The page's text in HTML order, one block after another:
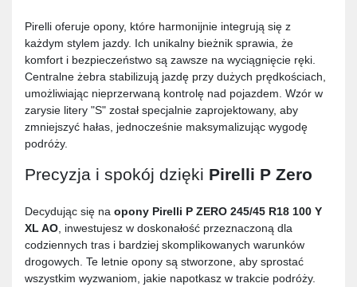
Pirelli oferuje opony, które harmonijnie integrują się z
każdym stylem jazdy. Ich unikalny bieżnik sprawia, że
komfort i bezpieczeństwo są zawsze na wyciągnięcie ręki.
Centralne żebra stabilizują jazdę przy dużych prędkościach,
umożliwiając nieprzerwaną kontrolę nad pojazdem. Wzór w
zarysie litery "S" został specjalnie zaprojektowany, aby
zmniejszyć hałas, jednocześnie maksymalizując wygodę
podróży.
Precyzja i spokój dzięki Pirelli P Zero
Decydując się na opony Pirelli P ZERO 245/45 R18 100 Y
XL AO, inwestujesz w doskonałość przeznaczoną dla
codziennych tras i bardziej skomplikowanych warunków
drogowych. Te letnie opony są stworzone, aby sprostać
wszystkim wyzwaniom, jakie napotkasz w trakcie podróży.